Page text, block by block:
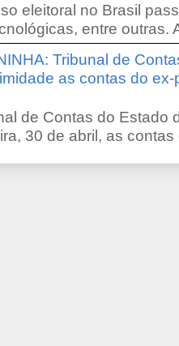
eleitoral no Brasil
entre outras.
Tribunal de
as contas do
de Contas do Estado
30 de abril, as